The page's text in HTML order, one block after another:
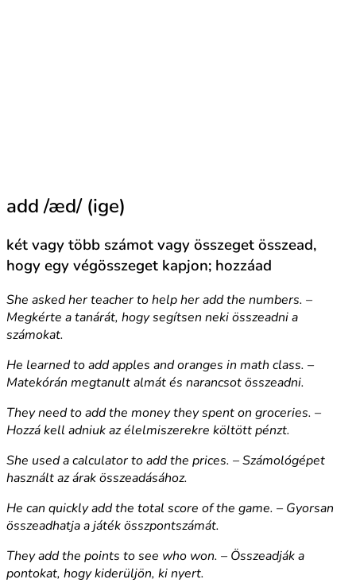
add /æd/ (ige)
két vagy több számot vagy összeget összead,
hogy egy végösszeget kapjon; hozzáad
She asked her teacher to help her add the numbers. –
Megkérte a tanárát, hogy segítsen neki összeadni a
számokat.
He learned to add apples and oranges in math class. –
Matekórán megtanult almát és narancsot összeadni.
They need to add the money they spent on groceries. –
Hozzá kell adniuk az élelmiszerekre költött pénzt.
She used a calculator to add the prices. – Számológépet
használt az árak összeadásához.
He can quickly add the total score of the game. – Gyorsan
összeadhatja a játék összpontszámát.
They add the points to see who won. – Összeadják a
pontokat, hogy kiderüljön, ki nyert.